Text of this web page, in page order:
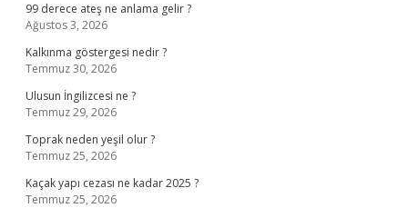
99 derece ateş ne anlama gelir ?
Ağustos 3, 2026
Kalkınma göstergesi nedir ?
Temmuz 30, 2026
Ulusun İngilizcesi ne ?
Temmuz 29, 2026
Toprak neden yeşil olur ?
Temmuz 25, 2026
Kaçak yapı cezası ne kadar 2025 ?
Temmuz 25, 2026